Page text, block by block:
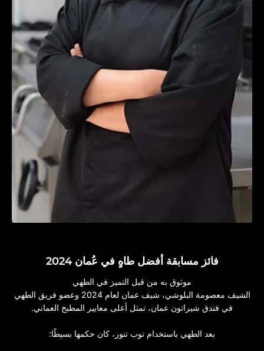
فائز مسابقة أفضل طاهٍ في عُمان 2024
موثوق به من قبل التميز في الطهي
الشيف معصومة البلوشي، شيف عمان لعام 2024 وعضو فريق الطهي
في فندق شيراتون عمان، تمثل أعلى معايير المطبخ العماني.
بعد الطهي باستخدام توب تنور، كان حكمها بسيطًا: